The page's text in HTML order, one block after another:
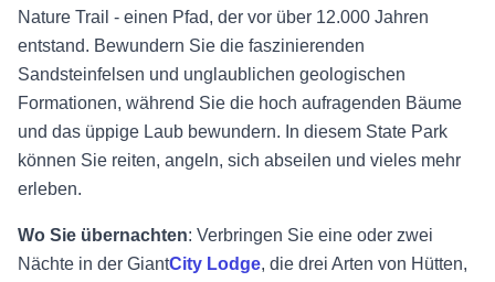
Nature Trail - einen Pfad, der vor über 12.000 Jahren
entstand. Bewundern Sie die faszinierenden
Sandsteinfelsen und unglaublichen geologischen
Formationen, während Sie die hoch aufragenden Bäume
und das üppige Laub bewundern. In diesem State Park
können Sie reiten, angeln, sich abseilen und vieles mehr
erleben.
Wo Sie übernachten: Verbringen Sie eine oder zwei
Nächte in der GiantCity Lodge, die drei Arten von Hütten,